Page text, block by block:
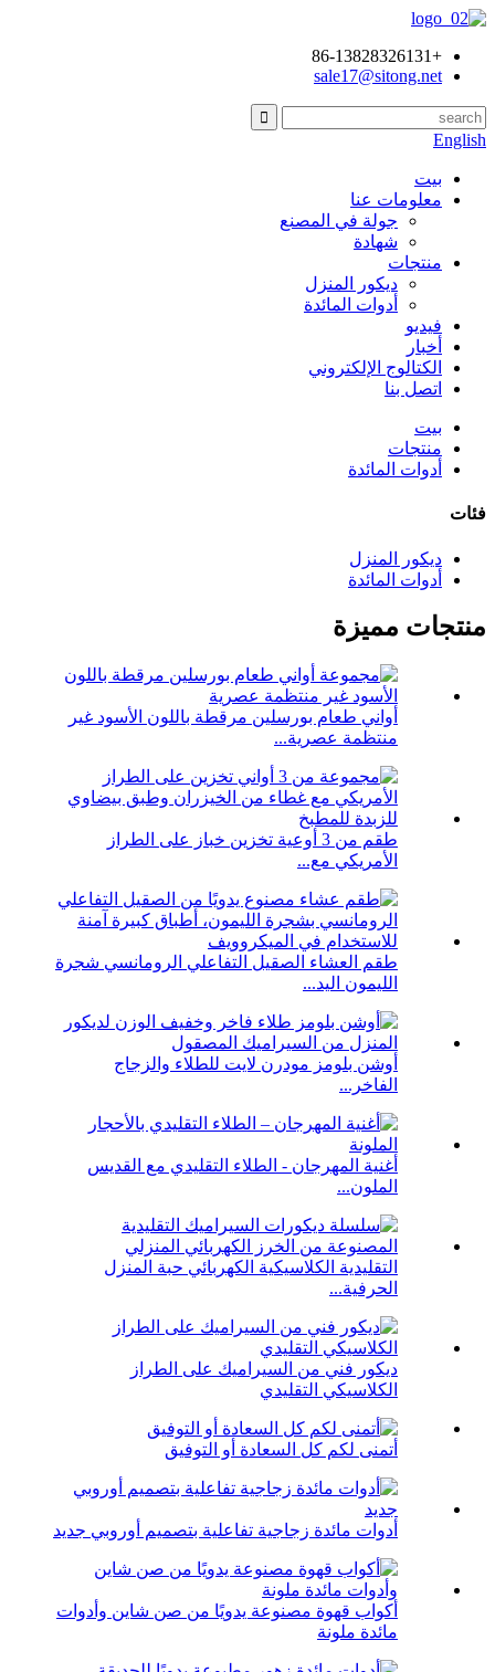
+86-13828326131
sale17@sitong.net
English
بيت
معلومات عنا
جولة في المصنع
شهادة
منتجات
ديكور المنزل
أدوات المائدة
فيديو
أخبار
الكتالوج الإلكتروني
اتصل بنا
بيت
منتجات
أدوات المائدة
فئات
ديكور المنزل
أدوات المائدة
منتجات مميزة
أواني طعام بورسلين مرقطة باللون الأسود غير
منتظمة عصرية...
طقم من 3 أوعية تخزين خباز على الطراز
الأمريكي مع...
طقم العشاء الصقيل التفاعلي الرومانسي شجرة
الليمون اليد...
أوشن بلومز مودرن لايت للطلاء والزجاج
الفاخر...
أغنية المهرجان - الطلاء التقليدي مع القديس
الملون...
التقليدية الكلاسيكية الكهربائي حبة المنزل
الحرفية...
ديكور فني من السيراميك على الطراز
الكلاسيكي التقليدي
أتمنى لكم كل السعادة أو التوفيق
أدوات مائدة زجاجية تفاعلية بتصميم أوروبي جديد
أكواب قهوة مصنوعة يدويًا من صن شاين وأدوات
مائدة ملونة